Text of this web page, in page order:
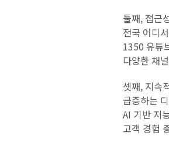
둘째, 접근
전국 어디
1350 유튜
다양한 채
셋째, 지속
급증하는
AI 기반 지
고객 경험